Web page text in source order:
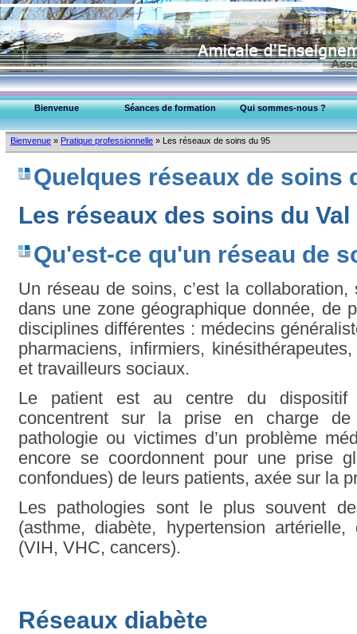
Bienvenue » Pratique professionnelle » Les réseaux de soins du 95
Quelques réseaux de soins
Les réseaux des soins du Val
Qu'est-ce qu'un réseau de
Un réseau de soins, c’est la
dans une zone géographique donnée, de
disciplines différentes : médecins
pharmaciens, infirmiers,
et travailleurs sociaux.
Le patient est au centre du
concentrent sur la prise en charge de
pathologie ou victimes d’un problème
encore se coordonnent pour une prise
confondues) de leurs patients, axée sur la
Les pathologies sont le plus souvent
(asthme, diabète, hypertension
(VIH, VHC, cancers).
Réseaux diabète
Bienvenue Séances de formation
Qui sommes-nous ?
EPU-95 Montmorency
Collège Médecins (95)